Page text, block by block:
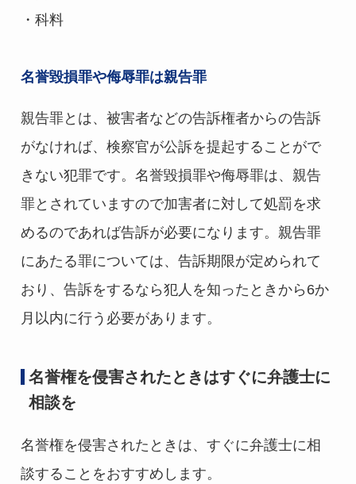
・科料
名誉毀損罪や侮辱罪は親告罪
親告罪とは、被害者などの告訴権者からの告訴
がなければ、検察官が公訴を提起することがで
きない犯罪です。名誉毀損罪や侮辱罪は、親告
罪とされていますので加害者に対して処罰を求
めるのであれば告訴が必要になります。親告罪
にあたる罪については、告訴期限が定められて
おり、告訴をするなら犯人を知ったときから6か
月以内に行う必要があります。
名誉権を侵害されたときはすぐに弁護士に
相談を
名誉権を侵害されたときは、すぐに弁護士に相
談することをおすすめします。